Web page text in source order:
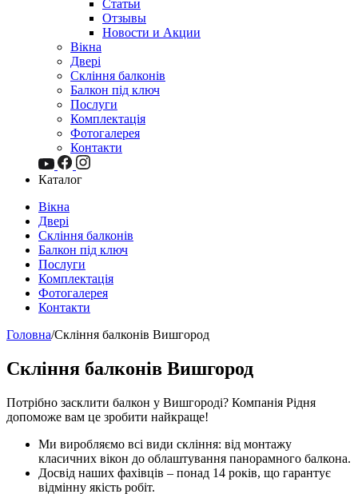
Статьи
Отзывы
Новости и Акции
Вікна
Двері
Скління балконів
Балкон під ключ
Послуги
Комплектація
Фотогалерея
Контакти
Каталог
Вікна
Двері
Скління балконів
Балкон під ключ
Послуги
Комплектація
Фотогалерея
Контакти
Головна/Скління балконів Вишгород
Скління балконів Вишгород
Потрібно засклити балкон у Вишгороді? Компанія Рідня
допоможе вам це зробити найкраще!
Ми виробляємо всі види скління: від монтажу
класичних вікон до облаштування панорамного балкона.
Досвід наших фахівців – понад 14 років, що гарантує
відмінну якість робіт.